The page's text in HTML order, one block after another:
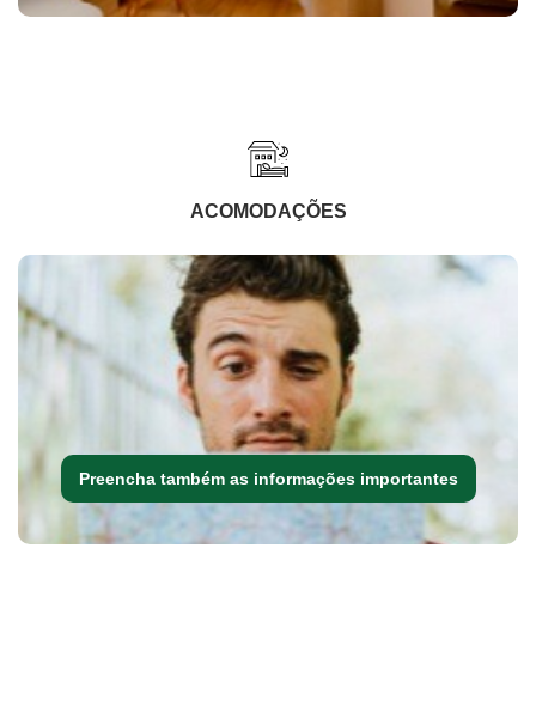
ACOMODAÇÕES
Preencha também as informações importantes